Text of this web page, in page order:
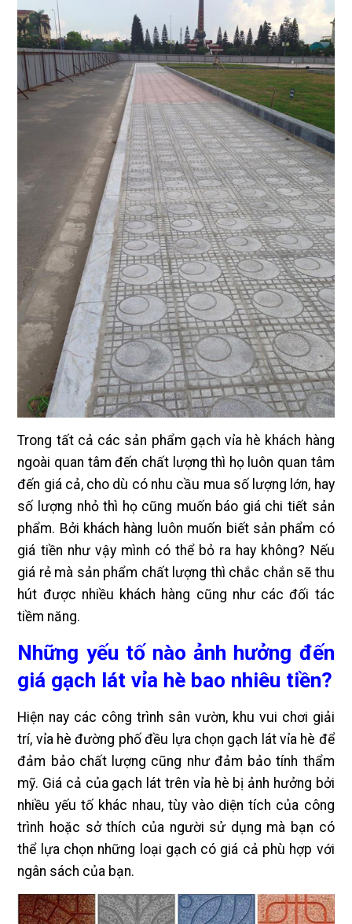
Trong tất cả các sản phẩm gạch vỉa hè khách hàng
ngoài quan tâm đến chất lượng thì họ luôn quan tâm
đến giá cả, cho dù có nhu cầu mua số lượng lớn, hay
số lượng nhỏ thì họ cũng muốn báo giá chi tiết sản
phẩm. Bởi khách hàng luôn muốn biết sản phẩm có
giá tiền như vậy mình có thể bỏ ra hay không? Nếu
giá rẻ mà sản phẩm chất lượng thì chắc chắn sẽ thu
hút được nhiều khách hàng cũng như các đối tác
tiềm năng.
Những yếu tố nào ảnh hưởng đến
giá gạch lát vỉa hè bao nhiêu tiền?
Hiện nay các công trình sân vườn, khu vui chơi giải
trí, vỉa hè đường phố đều lựa chọn gạch lát vỉa hè để
đảm bảo chất lượng cũng như đảm bảo tính thẩm
mỹ. Giá cả của gạch lát trên vỉa hè bị ảnh hưởng bởi
nhiều yếu tố khác nhau, tùy vào diện tích của công
trình hoặc sở thích của người sử dụng mà bạn có
thể lựa chọn những loại gạch có giá cả phù hợp với
ngân sách của bạn.